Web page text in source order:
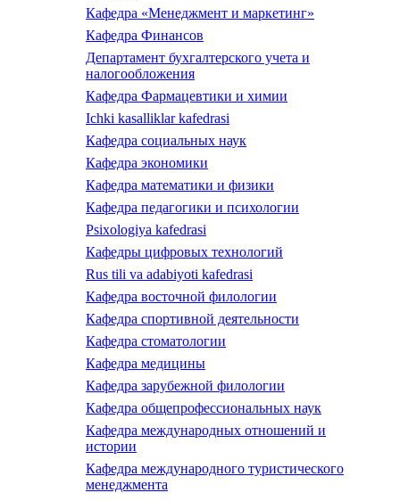
Кафедра «Менеджмент и маркетинг»
Кафедра Финансов
Департамент бухгалтерского учета и
налогообложения
Кафедра Фармацевтики и химии
Ichki kasalliklar kafedrasi
Кафедра социальных наук
Кафедра экономики
Кафедра математики и физики
Кафедра педагогики и психологии
Psixologiya kafedrasi
Кафедры цифровых технологий
Rus tili va adabiyoti kafedrasi
Кафедра восточной филологии
Кафедра спортивной деятельности
Кафедра стоматологии
Кафедра медицины
Кафедра зарубежной филологии
Кафедра общепрофессиональных наук
Кафедра международных отношений и
истории
Кафедра международного туристического
менеджмента